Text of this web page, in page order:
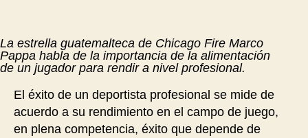
La estrella guatemalteca de Chicago Fire Marco
Pappa habla de la importancia de la alimentación
de un jugador para rendir a nivel profesional.
El éxito de un deportista profesional se mide de
acuerdo a su rendimiento en el campo de juego,
en plena competencia, éxito que depende de